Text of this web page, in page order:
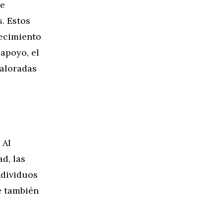
Estos
el
las
también